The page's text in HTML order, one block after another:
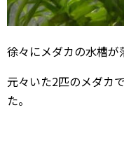
徐々にメダカの水槽が
元々いた2匹のメダカ
た。